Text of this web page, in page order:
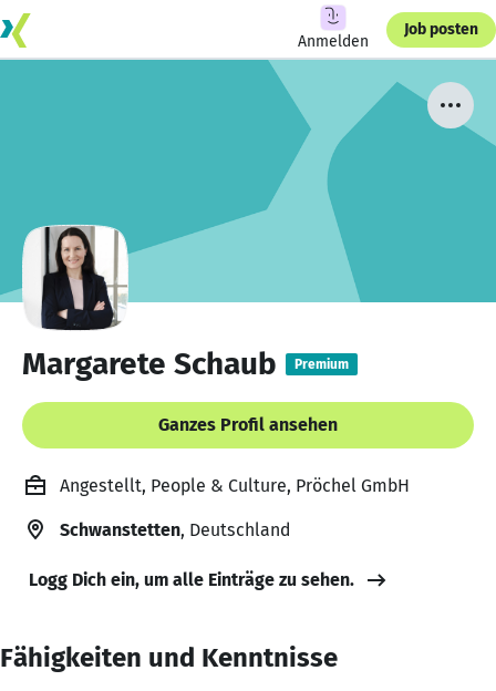
Anmelden
Job posten
Margarete Schaub Premium
Ganzes Profil ansehen
Angestellt, People & Culture, Pröchel GmbH
Schwanstetten, Deutschland
Logg Dich ein, um alle Einträge zu sehen.
Fähigkeiten und Kenntnisse